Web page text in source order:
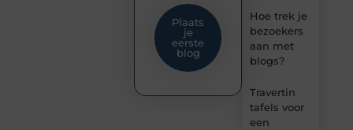
Hoe trek je
bezoekers
aan met
blogs?
Travertin
tafels voor
een
Plaats
je
eerste
blog